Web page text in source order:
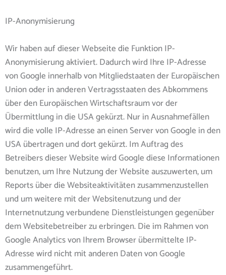
IP-Anonymisierung
Wir haben auf dieser Webseite die Funktion IP-
Anonymisierung aktiviert. Dadurch wird Ihre IP-Adresse
von Google innerhalb von Mitgliedstaaten der Europäischen
Union oder in anderen Vertragsstaaten des Abkommens
über den Europäischen Wirtschaftsraum vor der
Übermittlung in die USA gekürzt. Nur in Ausnahmefällen
wird die volle IP-Adresse an einen Server von Google in den
USA übertragen und dort gekürzt. Im Auftrag des
Betreibers dieser Website wird Google diese Informationen
benutzen, um Ihre Nutzung der Website auszuwerten, um
Reports über die Websiteaktivitäten zusammenzustellen
und um weitere mit der Websitenutzung und der
Internetnutzung verbundene Dienstleistungen gegenüber
dem Websitebetreiber zu erbringen. Die im Rahmen von
Google Analytics von Ihrem Browser übermittelte IP-
Adresse wird nicht mit anderen Daten von Google
zusammengeführt.